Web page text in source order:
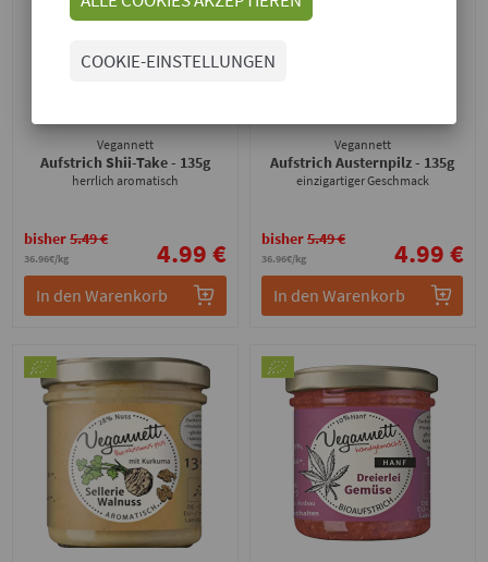
Vegannett
Aufstrich Shii-Take- 135g
herrlich aromatisch
36.96€/kg
bisher5.49 € 4.99 €
In den Warenkorb
Vegannett
Aufstrich Austernpilz- 135g
einzigartiger Geschmack
36.96€/kg
bisher5.49 € 4.99 €
In den Warenkorb
COOKIE-EINSTELLUNGEN